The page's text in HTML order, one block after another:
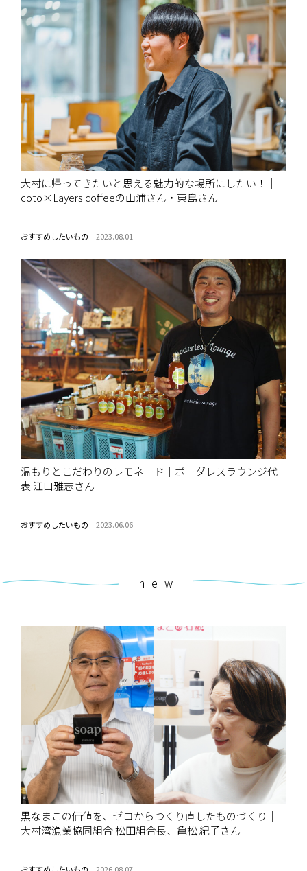
大村に帰ってきたいと思える魅力的な場所にしたい！｜
coto×Layers coffeeの山浦さん・東島さん
おすすめしたいもの 2023.08.01
温もりとこだわりのレモネード｜ボーダレスラウンジ代
表 江口雅志さん
おすすめしたいもの 2023.06.06
new
黒なまこの価値を、ゼロからつくり直したものづくり｜
大村湾漁業協同組合 松田組合長、亀松 紀子さん